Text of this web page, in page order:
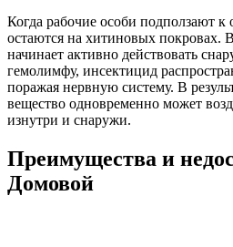
Когда рабочие особи подползают к
остаются на хитиновых покровах.
начинает активно действовать
гемолимфу, инсектицид
поражая нервную систему. В
вещество одновременно может
изнутри и снаружи.
Преимущества и
Домовой